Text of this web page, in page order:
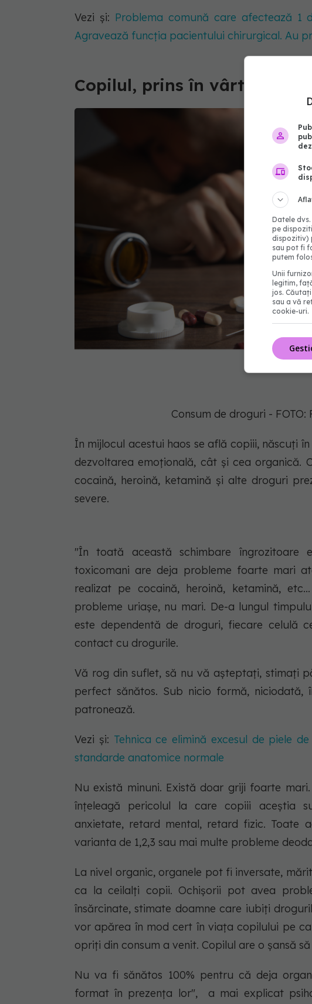
Vezi și: Problema comună care afectează 1
Agravează funcția pacientului chirurgical. Au
Copilul, prins în vârtejul
Consum de droguri - FOTO:
În mijlocul acestui haos se află copiii, născuți
dezvoltarea emoțională, cât și cea organică.
cocaină, heroină, ketamină și alte droguri
severe.
"În toată această schimbare
toxicomani are deja probleme foarte mari
realizat pe cocaină, heroină, ketamină,
probleme uriașe, nu mari. De-a lungul
este dependentă de droguri, fiecare
contact cu drogurile.
Vă rog din suflet, să nu vă așteptați, stimați
perfect sănătos. Sub nicio formă,
patronează.
Vezi și: Tehnica ce elimină excesul de piele
standarde anatomice normale
Nu există minuni. Există doar griji foarte
înțeleagă pericolul la care copiii aceștia
anxietate, retard mental, retard fizic. Toate
varianta de 1,2,3 sau mai multe probleme
La nivel organic, organele pot fi inversate,
ca la ceilalți copii. Ochișorii pot avea
însărcinate, stimate doamne care iubiți
vor apărea în mod cert în viața copilului pe
opriți din consum a venit. Copilul are o șansă
Nu va fi sănătos 100% pentru că deja
format în prezența lor", a mai explicat
Datele
pe
dispozitiv)
sau pot fi
putem
Unii
legitim,
jos.
sau a vă
cookie-uri.